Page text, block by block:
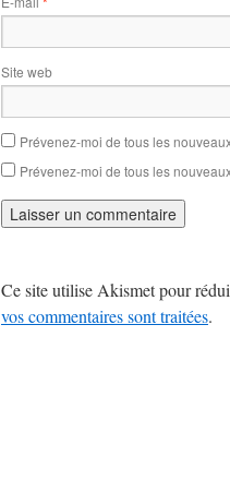
Site web
Prévenez-moi de tous les
Prévenez-moi de tous les
Ce site utilise Akismet pour
vos commentaires sont traitées.